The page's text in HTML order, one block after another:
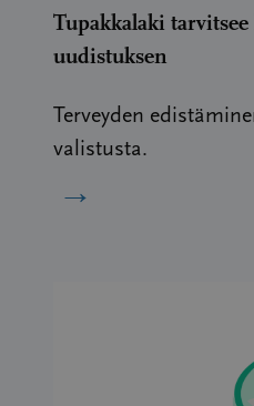
Tupakkalaki
uudistuksen
Terveyden
valistusta.
→